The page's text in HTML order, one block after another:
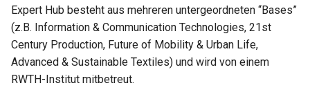
Expert Hub besteht aus mehreren untergeordneten “Bases”
(z.B. Information & Communication Technologies, 21st
Century Production, Future of Mobility & Urban Life,
Advanced & Sustainable Textiles) und wird von einem
RWTH-Institut mitbetreut.